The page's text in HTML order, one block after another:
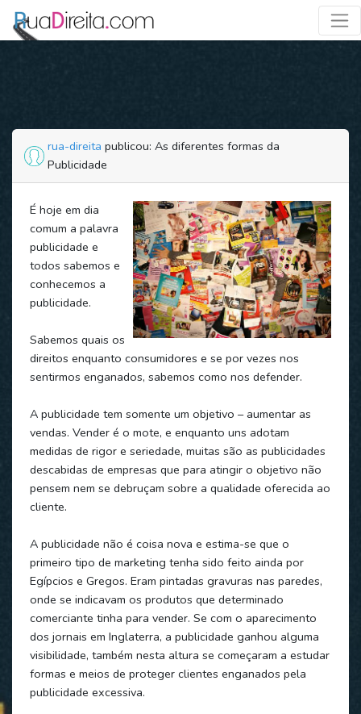
rua-direita publicou: As diferentes formas da
Publicidade
É hoje em dia
comum a palavra
publicidade e
todos sabemos e
conhecemos a
publicidade.
Sabemos quais os
direitos enquanto consumidores e se por vezes nos
sentirmos enganados, sabemos como nos defender.
A publicidade tem somente um objetivo – aumentar as
vendas. Vender é o mote, e enquanto uns adotam
medidas de rigor e seriedade, muitas são as publicidades
descabidas de empresas que para atingir o objetivo não
pensem nem se debruçam sobre a qualidade oferecida ao
cliente.
A publicidade não é coisa nova e estima-se que o
primeiro tipo de marketing tenha sido feito ainda por
Egípcios e Gregos. Eram pintadas gravuras nas paredes,
onde se indicavam os produtos que determinado
comerciante tinha para vender. Se com o aparecimento
dos jornais em Inglaterra, a publicidade ganhou alguma
visibilidade, também nesta altura se começaram a estudar
formas e meios de proteger clientes enganados pela
publicidade excessiva.